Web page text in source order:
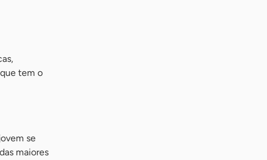
tem o
se
maiores